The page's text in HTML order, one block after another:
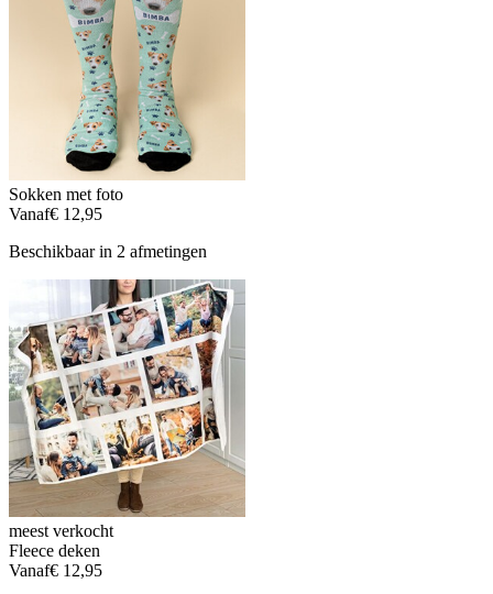
Sokken met foto
Vanaf€ 12,95
Beschikbaar in 2 afmetingen
meest verkocht
Fleece deken
Vanaf€ 12,95